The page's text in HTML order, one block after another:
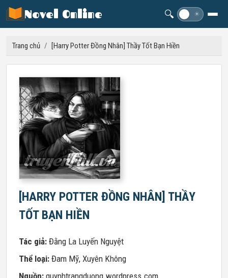
Novel Online 🔍 ☀
Trang chủ / [Harry Potter Đồng Nhân] Thầy Tốt Bạn Hiền
[HARRY POTTER ĐỒNG NHÂN] THẦY
TỐT BẠN HIỀN
Tác giả: Đằng La Luyến Nguyệt
Thể loại: Đam Mỹ, Xuyên Không
Nguồn: quynhtrangduong.wordpress.com